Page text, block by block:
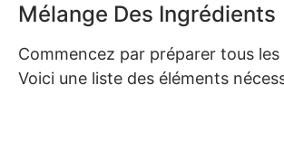
Mélange Des Ingrédients
Commencez par préparer tous
Voici une liste des éléments